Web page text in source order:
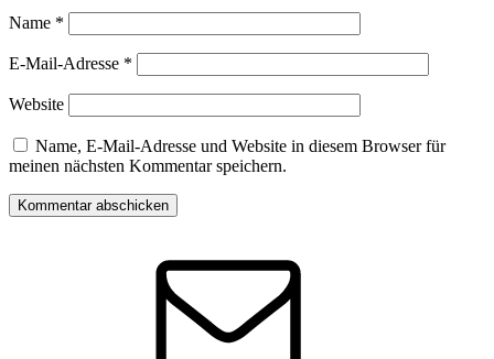
Name *
E-Mail-Adresse *
Website
Name, E-Mail-Adresse und Website in diesem Browser für
meinen nächsten Kommentar speichern.